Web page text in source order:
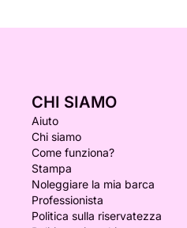
CHI SIAMO
Aiuto
Chi siamo
Come funziona?
Stampa
Noleggiare la mia barca
Professionista
Politica sulla riservatezza